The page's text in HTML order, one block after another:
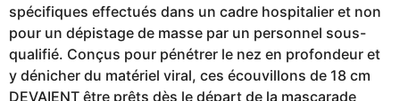
spécifiques effectués dans un cadre hospitalier et non
pour un dépistage de masse par un personnel sous-
qualifié. Conçus pour pénétrer le nez en profondeur et
y dénicher du matériel viral, ces écouvillons de 18 cm
DEVAIENT être prêts dès le départ de la mascarade